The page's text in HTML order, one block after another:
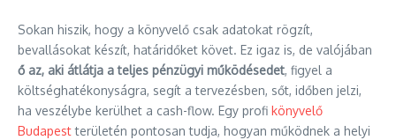
Sokan hiszik, hogy a könyvelő csak adatokat rögzít,
bevallásokat készít, határidőket követ. Ez igaz is, de valójában
ő az, aki átlátja a teljes pénzügyi működésedet, figyel a
költséghatékonyságra, segít a tervezésben, sőt, időben jelzi,
ha veszélybe kerülhet a cash-flow. Egy profi könyvelő
Budapestterületén pontosan tudja, hogyan működnek a helyi